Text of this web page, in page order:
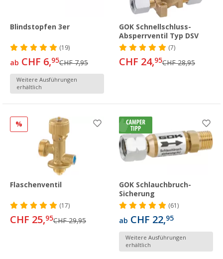
Blindstopfen 3er
(19)
ab CHF 6,95CHF 7,95
Weitere Ausführungen
erhältlich
GOK Schnellschluss-
Absperrventil Typ DSV
(7)
CHF 24,95CHF 28,95
%
Flaschenventil
(17)
CHF 25,95CHF 29,95
GOK Schlauchbruch-
Sicherung
(61)
ab CHF 22,95
Weitere Ausführungen
erhältlich